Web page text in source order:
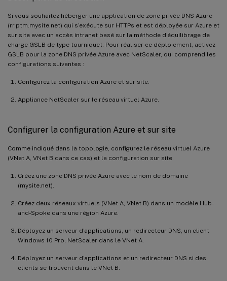
Si vous souhaitez héberger une application de zone privée DNS Azure
(rr.ptm.mysite.net) qui s’exécute sur HTTPs et est déployée sur Azure et
sur site avec un accès intranet basé sur la méthode d’équilibrage de
charge GSLB de type tourniquet. Pour réaliser ce déploiement, activez
GSLB pour la zone DNS privée Azure avec NetScaler, qui comprend les
configurations suivantes :
Configurez la configuration Azure et sur site.
Appliance NetScaler sur le réseau virtuel Azure.
Configurer la configuration Azure et sur site
Comme indiqué dans la topologie, configurez le réseau virtuel Azure
(VNet A, VNet B dans ce cas) et la configuration sur site.
Créez une zone DNS privée Azure avec le nom de domaine
(mysite.net).
Créez deux réseaux virtuels (VNet A, VNet B) dans un modèle Hub-
and-Spoke dans une région Azure.
Déployez un serveur d’applications, un redirecteur DNS, un client
Windows 10 Pro, NetScaler dans le VNet A.
Déployez un serveur d’applications et un redirecteur DNS si des
clients se trouvent dans le VNet B.